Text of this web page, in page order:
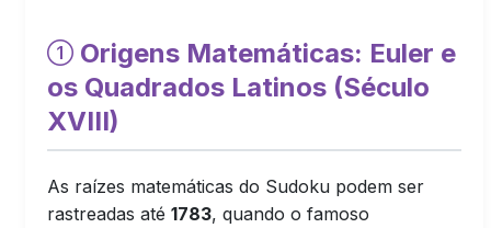
Origens Matemáticas: Euler e
os Quadrados Latinos (Século
XVIII)
As raízes matemáticas do Sudoku podem ser
rastreadas até 1783, quando o famoso